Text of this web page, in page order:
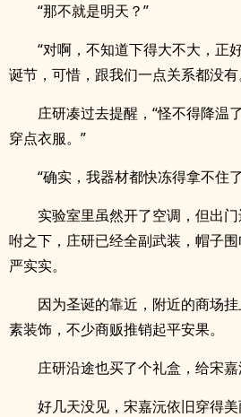
“那不就是明天？”
“对啊，不知道下得大不大，正
诞节，可惜，跟我们一点关系都没有
庄研凑过去提醒，“怪不得降温
穿点衣服。”
“确实，我器材都快冻得拿不住
实验室里虽然开了空调，但出
咐之下，庄研已经全副武装，帽子
严实实。
因为圣诞的靠近，附近的商场
素装饰，不少商贩推销起平安果。
庄研沿途也买了个礼盒，给宋嘉
好几天没见，宋嘉沅依旧穿得